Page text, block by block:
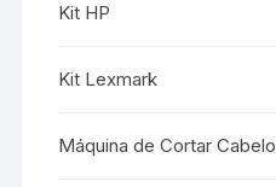
Kit HP
Kit Lexmark
Máquina de Cortar Cabelo